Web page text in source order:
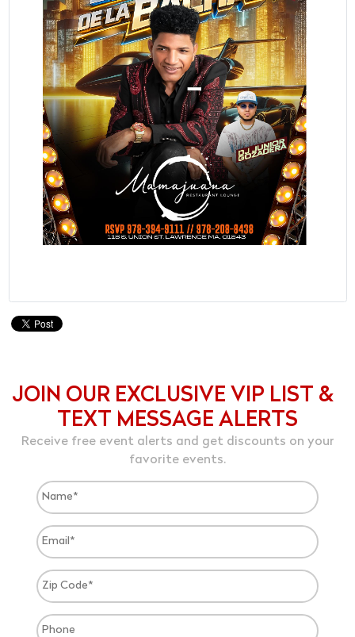
JOIN OUR EXCLUSIVE VIP LIST &
TEXT MESSAGE ALERTS
Receive free event alerts and get discounts on your
favorite events.